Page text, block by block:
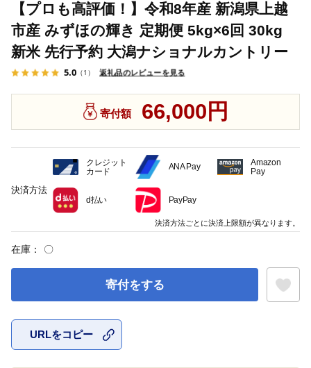
【プロも高評価！】令和8年産 新潟県上越
市産 みずほの輝き 定期便 5kg×6回 30kg
新米 先行予約 大潟ナショナルカントリー
5.0 （1） 返礼品のレビューを見る
寄付額 66,000円
在庫： 〇
寄付をする
URLをコピー
決済方法
クレジット
カード
ANA Pay
Amazon
Pay
d払い PayPay
決済方法ごとに決済上限額が異なります。